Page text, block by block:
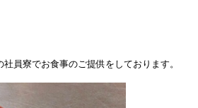
員寮でお食事のご提供をしております。